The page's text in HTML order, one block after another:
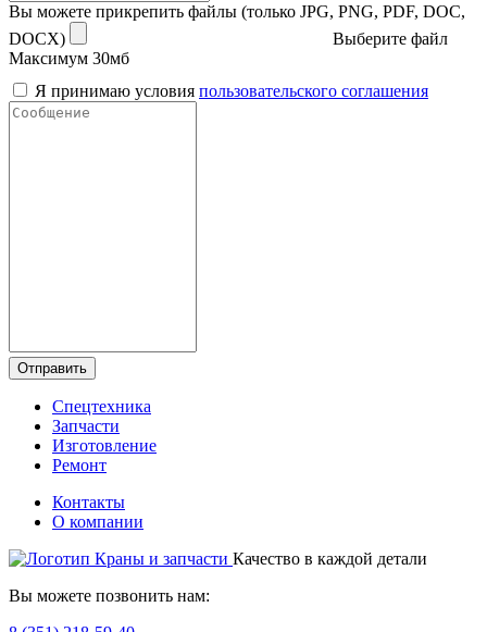
Вы можете прикрепить файлы (только JPG, PNG, PDF, DOC,
DOCX)
Выберите файл
Максимум 30мб
Я принимаю условия пользовательского соглашения
Отправить
Спецтехника
Запчасти
Изготовление
Ремонт
Контакты
О компании
Качество в каждой детали
Вы можете позвонить нам: